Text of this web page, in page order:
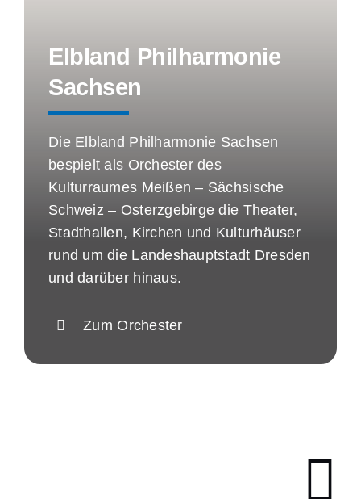
Elbland Philharmonie
Sachsen
Die Elbland Philharmonie Sachsen
bespielt als Orchester des
Kulturraumes Meißen – Sächsische
Schweiz – Osterzgebirge die Theater,
Stadthallen, Kirchen und Kulturhäuser
rund um die Landeshauptstadt Dresden
und darüber hinaus.
Zum Orchester